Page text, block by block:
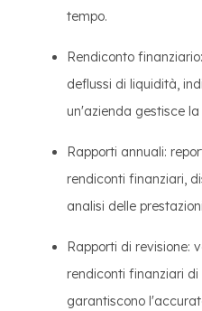
tempo.
Rendiconto
deflussi di liquidità,
un'azienda gestisce
Rapporti annuali:
rendiconti finanziari,
analisi delle
Rapporti di revisione:
rendiconti finanziari
garantiscono